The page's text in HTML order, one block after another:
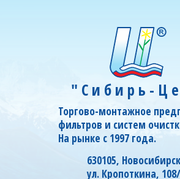
"Сибирь-
Торгово-монтажное
фильтров и систем
На рынке с 1997 года.
630105,
ул. Кропоткина,